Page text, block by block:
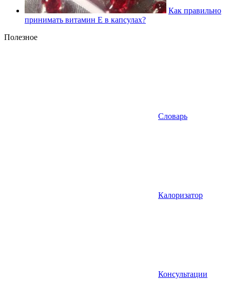
Как правильно
принимать витамин Е в капсулах?
Полезное
Словарь
Калоризатор
Консультации